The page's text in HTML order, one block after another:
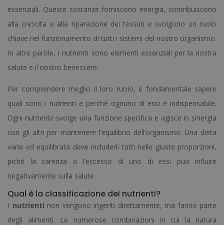
essenziali. Queste sostanze forniscono energia, contribuiscono
alla crescita e alla riparazione dei tessuti e svolgono un ruolo
chiave nel funzionamento di tutti i sistemi del nostro organismo.
In altre parole, i nutrienti sono elementi essenziali per la nostra
salute e il nostro benessere.
Per comprendere meglio il loro ruolo, è fondamentale sapere
quali sono i nutrienti e perché ognuno di essi è indispensabile.
Ogni nutriente svolge una funzione specifica e agisce in sinergia
con gli altri per mantenere l’equilibrio dell’organismo. Una dieta
varia ed equilibrata deve includerli tutti nelle giuste proporzioni,
piché la carenza o l’eccesso di uno di essi può influire
negativamente sulla salute.
Qual è la classificazione dei nutrienti?
I nutrienti non vengono ingeriti direttamente, ma fanno parte
degli alimenti. Le numerose combinazioni in cui la natura